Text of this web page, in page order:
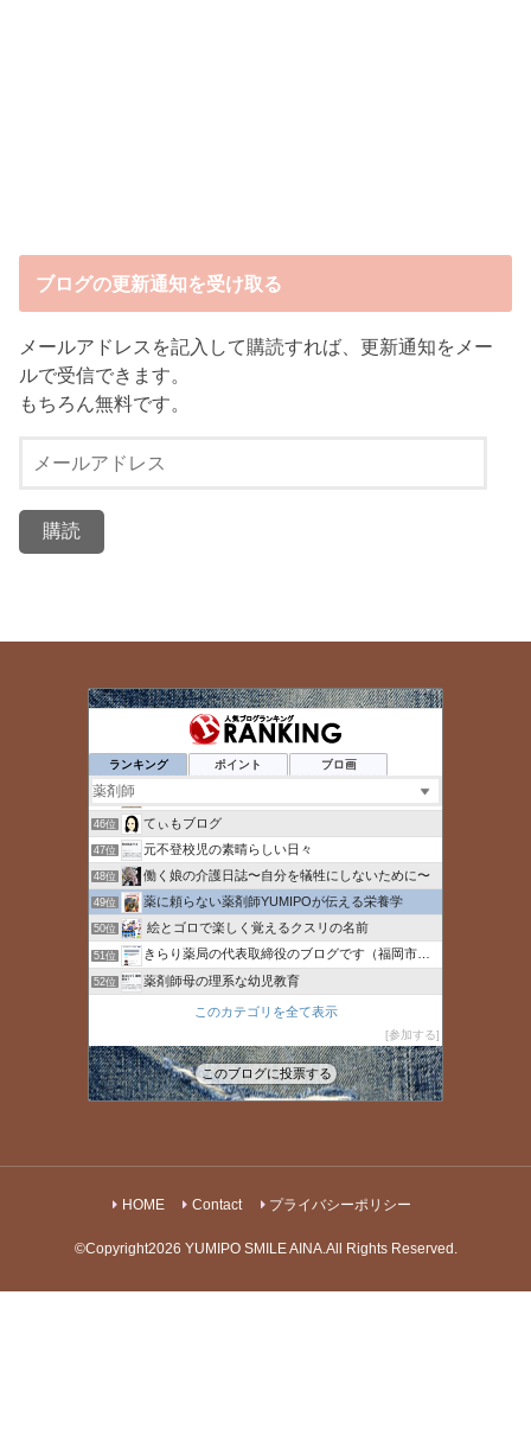
ブログの更新通知を受け取る
メールアドレスを記入して購読すれば、更新通知をメー
ルで受信できます。
もちろん無料です。
ル
ランキング ポイント ブロ画
ゆとりのレベル上げブログ
ダンサー薬剤師のあれこれ
44位 【おやじ女子】マンスタグラム
45位
46位 てぃもブログ
47位 元不登校児の素晴らしい日々
48位 働く娘の介護日誌〜自分を犠牲にしないために〜
49位 薬に頼らない薬剤師YUMIPOが伝える栄養学
50位 絵とゴロで楽しく覚えるクスリの名前
51位 きらり薬局の代表取締役のブログです（福岡市常勤パート薬
52位 薬剤師母の理系な幼児教育
４人ママ薬剤師・絵日記描くってよ
55位 食変改革
56位 ルクスメディック
このカテゴリを全て表示
参加する
このブログに投票する
HOME Contact プライバシーポリシー
©Copyright2026 YUMIPO SMILE AINA.All Rights Reserved.